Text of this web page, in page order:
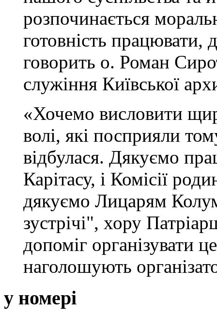
розпочинається
готовність
говорить о. Роман
служіння Київської
«Хочемо висловити
волі, які посприяли
відбулася. Дякуємо
Карітасу, і Комісії
дякуємо Лицарям
зустрічі", хору
допоміг організувати
наголошують
у номері